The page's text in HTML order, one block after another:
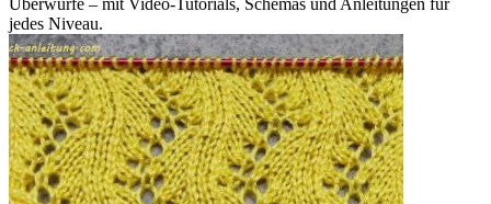
Überwürfe – mit Video-Tutorials, Schemas und Anleitungen für
jedes Niveau.